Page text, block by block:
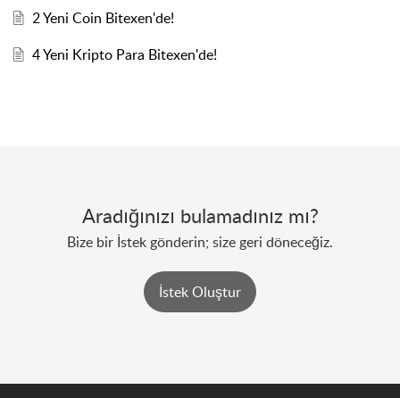
2 Yeni Coin Bitexen'de!
4 Yeni Kripto Para Bitexen'de!
Aradığınızı bulamadınız mı?
Bize bir İstek gönderin; size geri döneceğiz.
İstek Oluştur